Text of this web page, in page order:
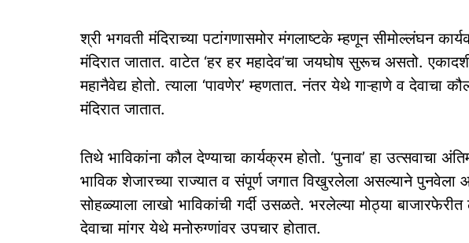
श्री भगवती मंदिराच्या पटांगणासमोर मंगलाष्टके म्हणून सीमोल्लंघन
मंदिरात जातात. वाटेत ‘हर हर महादेव’चा जयघोष सुरूच असतो. एकादशी
महानैवेद्य होतो. त्याला ‘पावणेर’ म्हणतात. नंतर येथे गाऱ्हाणे व देवाचा
मंदिरात जातात.
तिथे भाविकांना कौल देण्याचा कार्यक्रम होतो. ‘पुनाव’ हा उत्सवाचा
भाविक शेजारच्या राज्यात व संपूर्ण जगात विखुरलेला असल्याने पुनवेला
सोहळ्याला लाखो भाविकांची गर्दी उसळते. भरलेल्या मोठ्या
देवाचा मांगर येथे मनोरुग्णांवर उपचार होतात.